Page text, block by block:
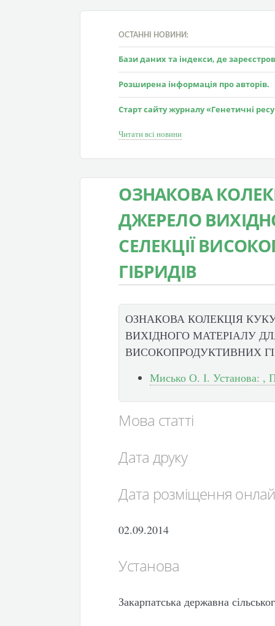
ОСТАННІ НОВИНИ:
Бази даних та індекси, де
Розширена інформація про авторів.
Старт сайту журналу «Генетичні
Читати всі новини
ОЗНАКОВА
ДЖЕРЕЛО
СЕЛЕКЦІЇ
ГІБРИДІВ
ОЗНАКОВА КОЛЕКЦІЯ
ВИХІДНОГО МАТЕРІАЛУ
ВИСОКОПРОДУКТИВНИХ
Мисько О. І. Установа: ,
Мова статті
Дата друку
Дата розміщення
02.09.2014
Установа
Закарпатська державна